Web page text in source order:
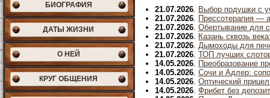
БИОГРАФИЯ
ДАТЫ ЖИЗНИ
О НЕЙ
КРУГ ОБЩЕНИЯ
21.07.2026. Выбор подушки с
21.07.2026. Прессотерапия —
21.07.2026. Обертывание для
21.07.2026. Казань сквозь
21.07.2026. Дымоходы для
21.07.2026. ТОП лучших
14.05.2026. Преобразование
14.05.2026. Сочи и Адлер:
14.05.2026. Оптический
14.05.2026. Фрибет без